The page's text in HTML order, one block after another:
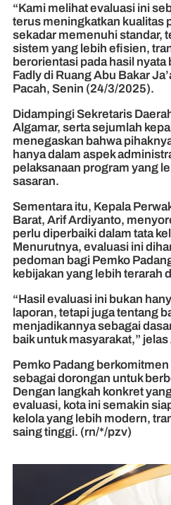
“Kami melihat evaluasi ini
terus meningkatkan kualitas
sekadar memenuhi standar,
sistem yang lebih efisien,
berorientasi pada hasil nyata
Fadly di Ruang Abu Bakar
Pacah, Senin (24/3/2025).
Didampingi Sekretaris
Algamar, serta sejumlah
menegaskan bahwa
hanya dalam aspek
pelaksanaan program yang
sasaran.
Sementara itu, Kepala
Barat, Arif Ardiyanto,
perlu diperbaiki dalam tata
Menurutnya, evaluasi ini
pedoman bagi Pemko
kebijakan yang lebih terarah
“Hasil evaluasi ini bukan
laporan, tetapi juga tentang
menjadikannya sebagai
baik untuk masyarakat,” jelas
Pemko Padang
sebagai dorongan untuk
Dengan langkah konkret
evaluasi, kota ini semakin
kelola yang lebih modern,
saing tinggi. (rn/*/pzv)